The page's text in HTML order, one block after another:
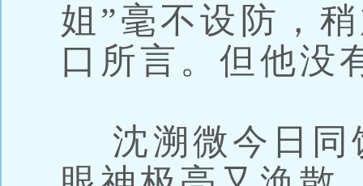
姐”毫不设防，
口所言。但他没
沈溯微今日同